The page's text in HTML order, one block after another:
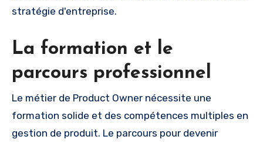
stratégie d'entreprise.
La formation et le
parcours professionnel
Le métier de Product Owner nécessite une
formation solide et des compétences multiples en
gestion de produit. Le parcours pour devenir